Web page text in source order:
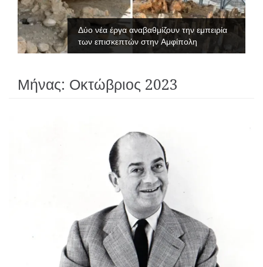
Δύο νέα έργα αναβαθμίζουν την εμπειρία
των επισκεπτών στην Αμφίπολη
Μήνας: Οκτώβριος 2023